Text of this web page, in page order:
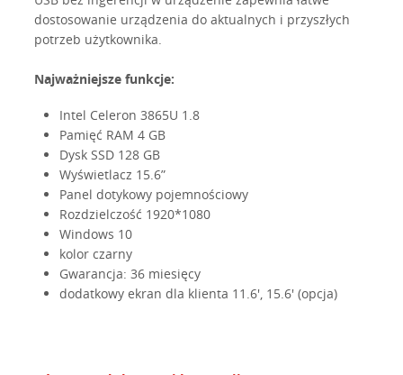
dostosowanie urządzenia do aktualnych i przyszłych
potrzeb użytkownika.
Najważniejsze funkcje:
Intel Celeron 3865U 1.8
Pamięć RAM 4 GB
Dysk SSD 128 GB
Wyświetlacz 15.6”
Panel dotykowy pojemnościowy
Rozdzielczość 1920*1080
Windows 10
kolor czarny
Gwarancja: 36 miesięcy
dodatkowy ekran dla klienta 11.6', 15.6' (opcja)